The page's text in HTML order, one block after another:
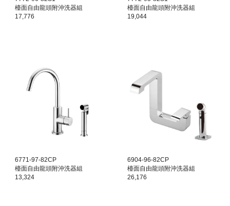
檯面自由龍頭附沖洗器組
17,776
檯面自由龍頭附沖洗器組
19,044
6771-97-82CP
檯面自由龍頭附沖洗器組
13,324
6904-96-82CP
檯面自由龍頭附沖洗器組
26,176